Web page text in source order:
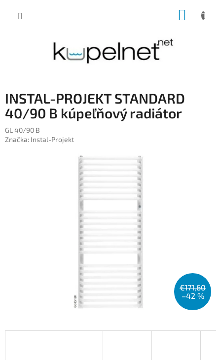
INSTAL-PROJEKT STANDARD
40/90 B kúpeľňový radiátor
GL 40/90 B
Značka: Instal-Projekt
€171,60
–42 %